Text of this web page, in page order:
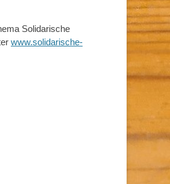
Solidarische
www.solidarische-